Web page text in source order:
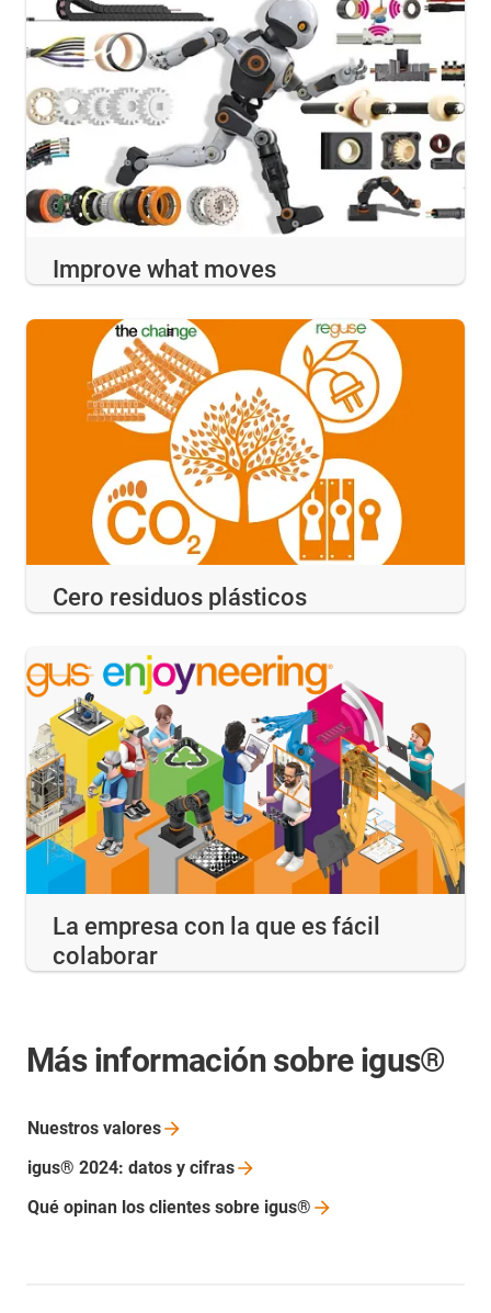
Improve what moves
Cero residuos plásticos
La empresa con la que es fácil
colaborar
Más información sobre igus®
Nuestros valores
igus® 2024: datos y cifras
Qué opinan los clientes sobre igus®